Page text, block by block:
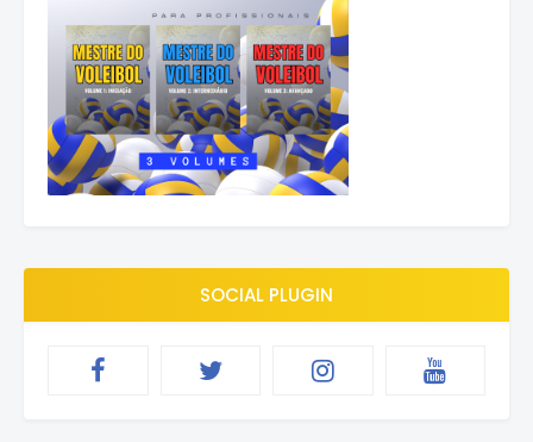
SOCIAL PLUGIN